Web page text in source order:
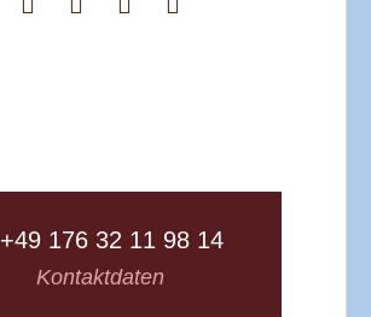
+49 176 32 11 98 14
Kontaktdaten